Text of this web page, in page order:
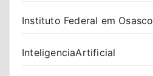
Instituto Federal em Osasco
InteligenciaArtificial